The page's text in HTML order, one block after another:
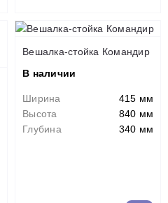
Вешалка-стойка Командир
В наличии
Ширина
415 мм
Высота
840 мм
Глубина
340 мм